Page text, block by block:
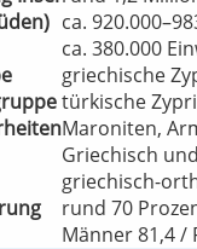
ca.
ca. 380.000
griechische
türkische
Maroniten,
Griechisch
griechisch-
rund 70
Männer 81,4 /